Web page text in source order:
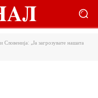
„Ја загрозувате нашата